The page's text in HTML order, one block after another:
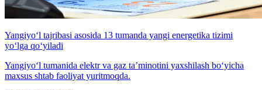
Yangiyo‘l tajribasi asosida 13 tumanda yangi energetika tizimi
yo‘lga qo‘yiladi
Yangiyo‘l tumanida elektr va gaz ta’minotini yaxshilash bo‘yicha
maxsus shtab faoliyat yuritmoqda.